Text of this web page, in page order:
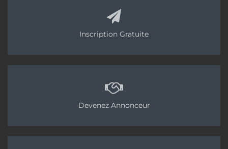
Inscription Gratuite
Devenez Annonceur